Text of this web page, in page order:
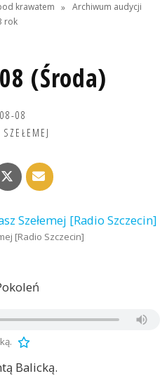
krawatem » Archiwum audycji
rok
(Środa)
08
[Radio Szczecin]
Balicką.